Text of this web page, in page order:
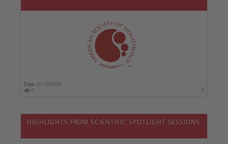
Date :01/12/2018
0
0
HIGHLIGHTS FROM SCIENTIFIC SPOTLIGHT SESSIONS